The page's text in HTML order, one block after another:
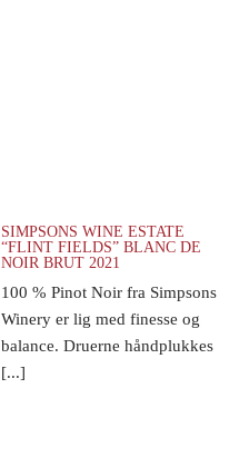
SIMPSONS WINE ESTATE
“FLINT FIELDS” BLANC DE
NOIR BRUT 2021
100 % Pinot Noir fra Simpsons
Winery er lig med finesse og
balance. Druerne håndplukkes
[...]